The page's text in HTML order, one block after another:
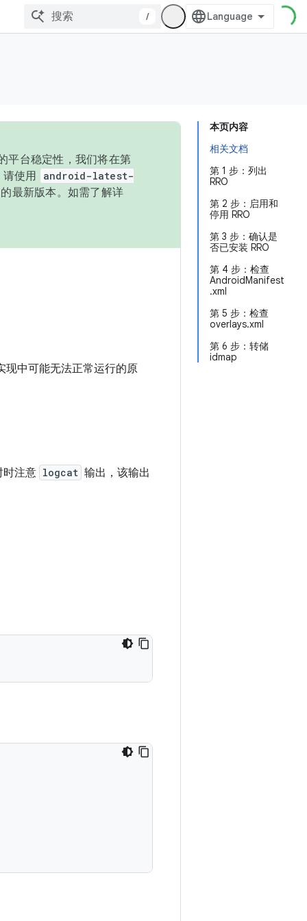
/
本页内容
相关文档
第 1 步：列出
RRO
第 2 步：启用和
停用 RRO
第 3 步：确认是
否已安装 RRO
第 4 步：检查
AndroidManifest
.xml
第 5 步：检查
overlays.xml
第 6 步：转储
idmap
平台稳定性，我们将在第
使用
android-latest-
最新版本。如需了解详
现中可能无法正常运行的原
时注意 logcat 输出，该输出